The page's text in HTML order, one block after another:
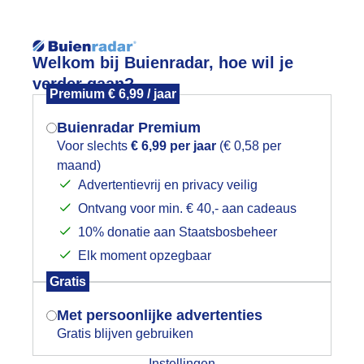
Welkom bij Buienradar, hoe wil je
verder gaan?
Premium € 6,99 / jaar
Buienradar Premium
Voor slechts € 6,99 per jaar (€ 0,58 per
maand)
Advertentievrij en privacy veilig
Ontvang voor min. € 40,- aan cadeaus
10% donatie aan Staatsbosbeheer
Elk moment opzegbaar
Gratis
Met persoonlijke advertenties
Gratis blijven gebruiken
Lees meer.
Foto en video Weerzine
Zoeken in
zon boven de provincie
Mogen we je locatie gebruiken voor
het weer?
Indien je hier nog geen akkoord op hebt
gegeven, verschijnt er zo een pop-up uit
je browser waarin deze toestemming
gevraagd wordt.